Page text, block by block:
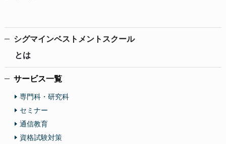
シグマインベストメントスクール
とは
サービス一覧
専門科・研究科
セミナー
通信教育
資格試験対策